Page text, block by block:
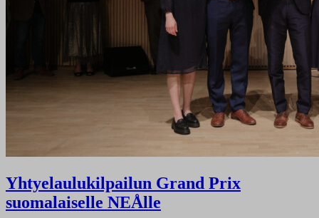
Yhtyelaulukilpailun Grand Prix
suomalaiselle NEÅlle